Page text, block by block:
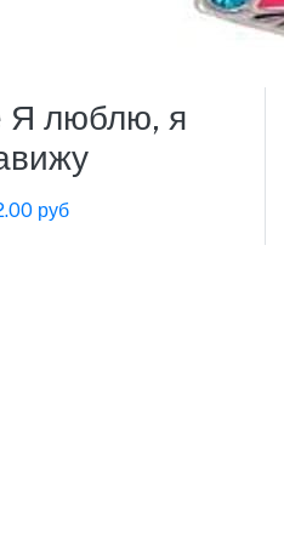
Я люблю, я
руб